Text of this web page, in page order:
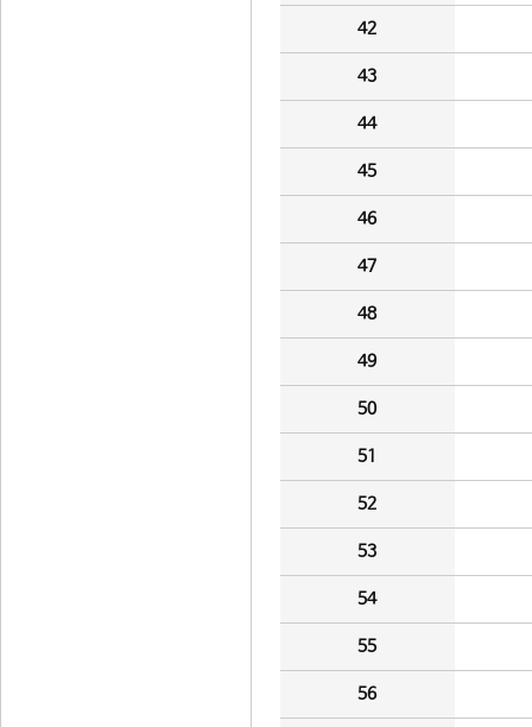
42
43
44
45
46
47
48
49
50
51
52
53
54
55
56